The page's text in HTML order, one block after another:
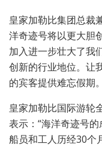
皇家加勒比集团总裁
洋奇迹号将以更大胆
加入进一步壮大了我
创新的行业地位。让
的宾客提供难忘假期
皇家加勒比国际游轮
表示：“海洋奇迹号
船员和工人历经30个